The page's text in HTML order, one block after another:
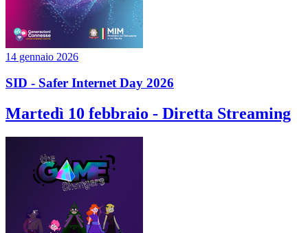
14 gennaio 2026
SID - Safer Internet Day 2026
Martedì 10 febbraio - Diretta Streaming